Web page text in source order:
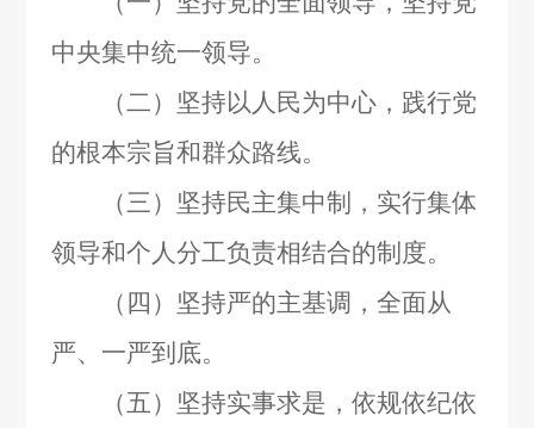
中央集中统一领导。
（二）坚持以人民为中心，践行党
的根本宗旨和群众路线。
（三）坚持民主集中制，实行集体
领导和个人分工负责相结合的制度。
（四）坚持严的主基调，全面从
严、一严到底。
（五）坚持实事求是，依规依纪依